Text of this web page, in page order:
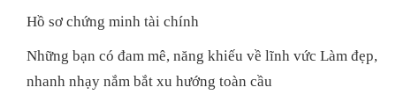
Hồ sơ chứng minh tài chính
Những bạn có đam mê, năng khiếu về lĩnh vức Làm đẹp,
nhanh nhạy nắm bắt xu hướng toàn cầu